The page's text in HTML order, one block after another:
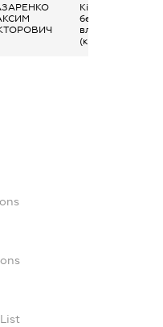
Кінцевий
бенефіціарний
власник
(контролер)